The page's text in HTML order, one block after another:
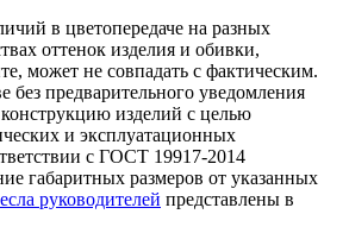
в цветопередаче на разных
оттенок изделия и обивки,
может не совпадать с фактическим.
без предварительного уведомления
изделий с целью
и эксплуатационных
с ГОСТ 19917-2014
габаритных размеров от указанных
руководителей представлены в